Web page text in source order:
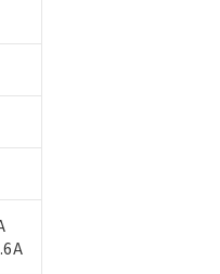
ることをご了承ください。
があることをご了承くださ
確認ください。
開示しないようお願いしま
す。
ニルエーテル類) : 1000ppm、
ルベンジル) : 1000ppm、
当該第三者に通知します。
ある場合は、取り引きをい